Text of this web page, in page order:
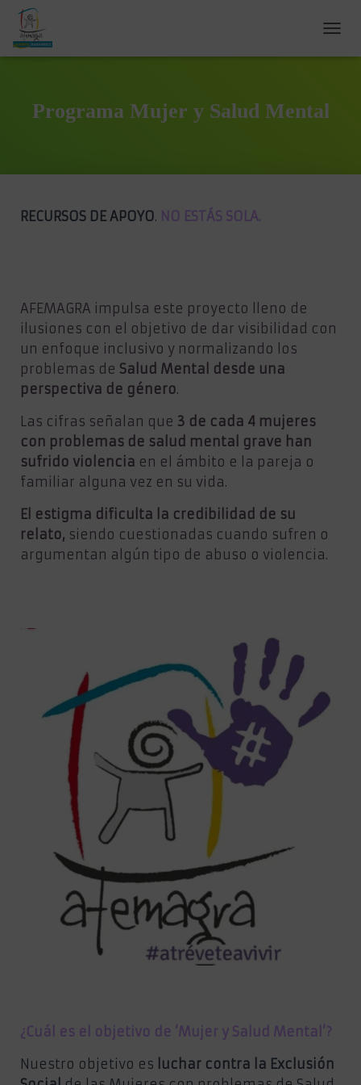
A
C
Programa Mujer y Salud Mental
RECURSOS DE APOYO. NO ESTÁS SOLA.
AFEMAGRA impulsa este proyecto lleno de
ilusiones con el objetivo de dar visibilidad con
un enfoque inclusivo y normalizando los
problemas de Salud Mental desde una
perspectiva de género.
Las cifras señalan que 3 de cada 4 mujeres
con problemas de salud mental grave han
sufrido violencia en el ámbito e la pareja o
familiar alguna vez en su vida.
El estigma dificulta la credibilidad de su
relato, siendo cuestionadas cuando sufren o
argumentan algún tipo de abuso o violencia.
¿Cuál es el objetivo de ‘Mujer y Salud Mental’?
Nuestro objetivo es luchar contra la Exclusión